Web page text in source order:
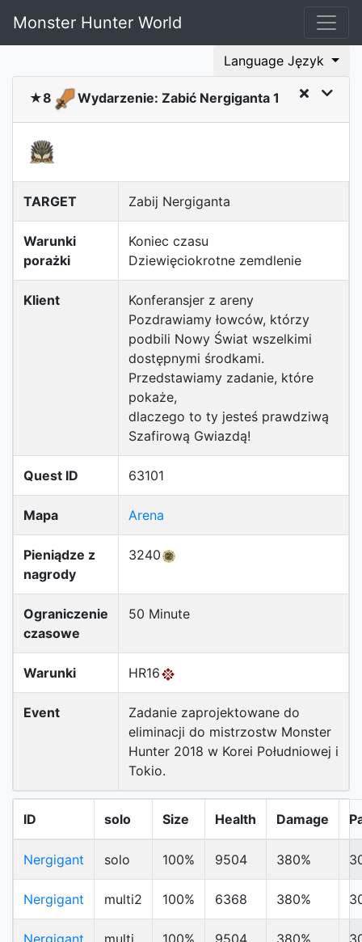
Monster Hunter World
Language Język
★8 Wydarzenie: Zabić Nergiganta 1
TARGET Zabij Nergiganta
Warunki
porażki
Koniec czasu
Dziewięciokrotne zemdlenie
Klient
Konferansjer z areny
Pozdrawiamy łowców, którzy
podbili Nowy Świat wszelkimi
dostępnymi środkami.
Przedstawiamy zadanie, które
pokaże,
dlaczego to ty jesteś prawdziwą
Szafirową Gwiazdą!
Quest ID 63101
Mapa Arena
Pieniądze z
nagrody
3240
Ograniczenie
czasowe
50 Minute
Warunki HR16
Event
Zadanie zaprojektowane do
eliminacji do mistrzostw Monster
Hunter 2018 w Korei Południowej i
Tokio.
ID solo Size Health Damage
Nergigant solo 100% 9504 380%
Nergigant multi2 100% 6368 380%
Nergigant multi 100% 9504 380%